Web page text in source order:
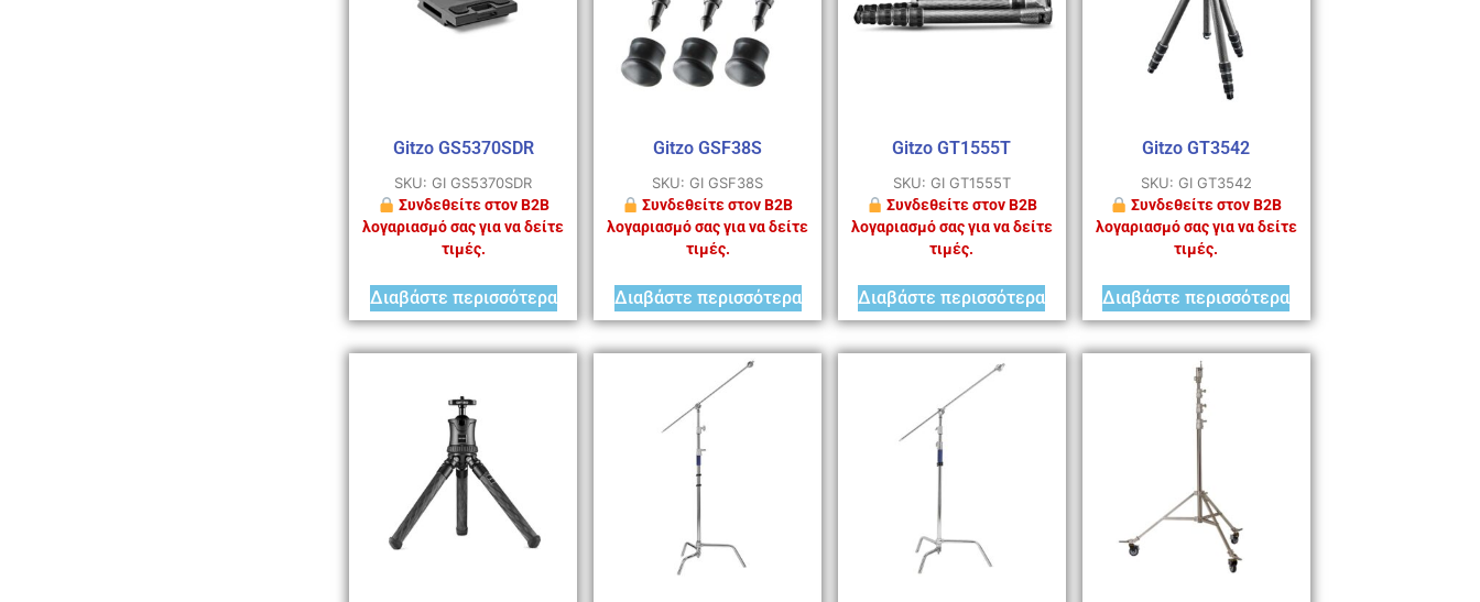
Gitzo GS5370SDR
SKU: GI GS5370SDR
Συνδεθείτε στον B2B
λογαριασμό σας για να δείτε
τιμές.
Διαβάστε περισσότερα
Gitzo GSF38S
SKU: GI GSF38S
Συνδεθείτε στον B2B
λογαριασμό σας για να δείτε
τιμές.
Διαβάστε περισσότερα
Gitzo GT1555T
SKU: GI GT1555T
Συνδεθείτε στον B2B
λογαριασμό σας για να δείτε
τιμές.
Διαβάστε περισσότερα
Gitzo GT3542
SKU: GI GT3542
Συνδεθείτε στον B2B
λογαριασμό σας για να δείτε
τιμές.
Διαβάστε περισσότερα